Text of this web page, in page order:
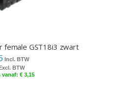
female GST18i3 zwart
€ 3,15